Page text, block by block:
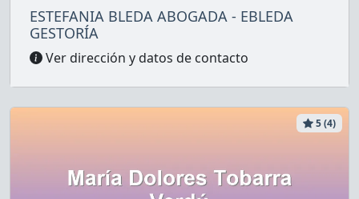
ESTEFANIA BLEDA ABOGADA - EBLEDA
GESTORÍA
Ver dirección y datos de contacto
5 (4)